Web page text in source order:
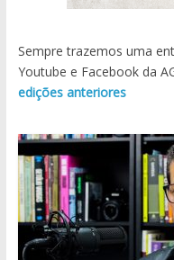
Sempre trazemos uma
Youtube e Facebook da
edições anteriores